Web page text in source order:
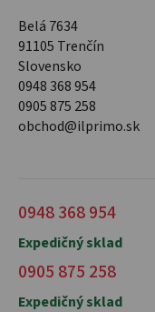
Belá 7634
91105 Trenčín
Slovensko
0948 368 954
0905 875 258
obchod@ilprimo.sk
0948 368 954
Expedičný sklad
0905 875 258
Expedičný sklad